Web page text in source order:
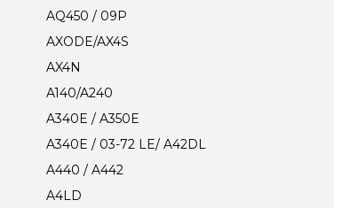
AQ450 / 09P
AXODE/AX4S
AX4N
A140/A240
A340E / A350E
A340E / 03-72 LE/ A42DL
A440 / A442
A4LD